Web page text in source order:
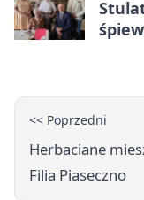
<< Poprzedni
Herbaciane
Filia Piaseczno